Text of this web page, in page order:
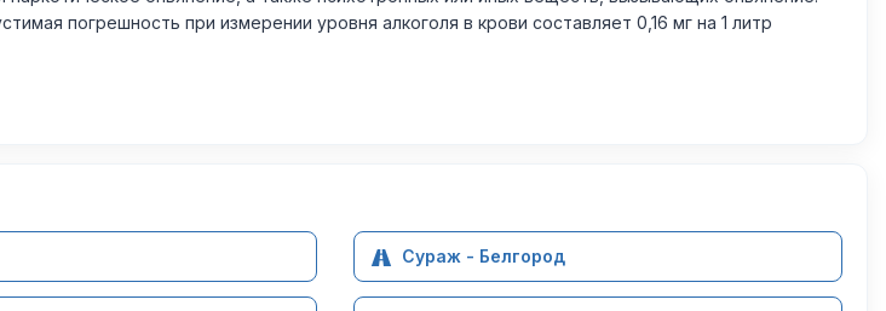
погрешность при измерении уровня алкоголя в крови составляет 0,16 мг на 1 литр
Сураж - Белгород